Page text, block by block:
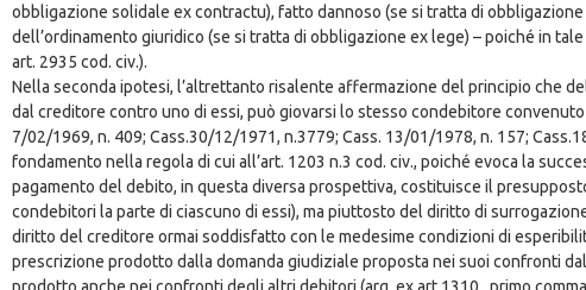
obbligazione solidale ex contractu), fatto dannoso (se si tratta di
dell’ordinamento giuridico (se si tratta di obbligazione ex lege) – poiché in
art. 2935 cod. civ.).
Nella seconda ipotesi, l’altrettanto risalente affermazione del principio che
dal creditore contro uno di essi, può giovarsi lo stesso condebitore
7/02/1969, n. 409; Cass.30/12/1971, n.3779; Cass. 13/01/1978, n. 157;
fondamento nella regola di cui all’art. 1203 n.3 cod. civ., poiché evoca la
pagamento del debito, in questa diversa prospettiva, costituisce il
condebitori la parte di ciascuno di essi), ma piuttosto del diritto di
diritto del creditore ormai soddisfatto con le medesime condizioni di
prescrizione prodotto dalla domanda giudiziale proposta nei suoi confronti